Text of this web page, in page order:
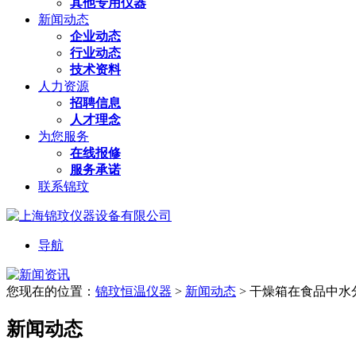
新闻动态
企业动态
行业动态
技术资料
人力资源
招聘信息
人才理念
为您服务
在线报修
服务承诺
联系锦玟
导航
您现在的位置： 锦玟恒温仪器 > 新闻动态 > 干燥箱在食品中水
新闻动态